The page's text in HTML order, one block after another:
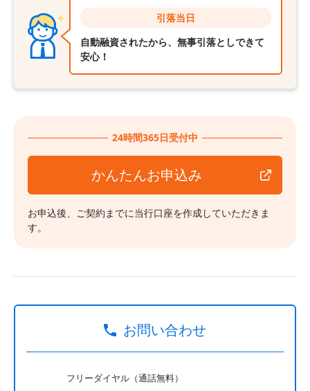
引落当日
自動融資されたから、無事引落としできて
安心！
24時間365日受付中
かんたんお申込み
お申込後、ご契約までに当行口座を作成していただきま
す。
お問い合わせ
フリーダイヤル（通話無料）